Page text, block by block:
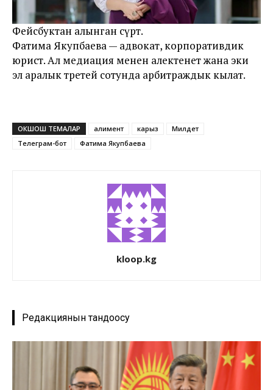
Фейсбуктан алынган сүрөт.
Фатима Якупбаева — адвокат, корпоративдик
юрист. Ал медиация менен алектенет жана эки
эл аралык третей сотунда арбитраждык кылат.
ОКШОШ ТЕМАЛАР алимент карыз
Милдет
Телеграм-бот
Фатима Якупбаева
kloop.kg
Редакциянын тандоосу